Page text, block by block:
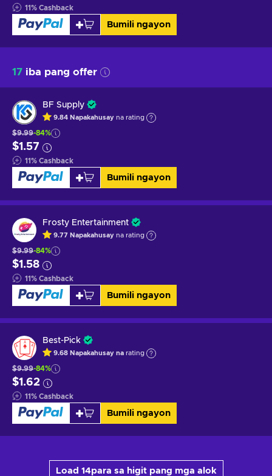
11% Cashback
Bumili ngayon
17 iba pang offer
BF Supply
9.84 Napakahusay na rating
$9.99-84%
$1.57
11% Cashback
Bumili ngayon
Frosty Entertainment
9.77 Napakahusay na rating
$9.99-84%
$1.58
11% Cashback
Bumili ngayon
Best-Pick
9.68 Napakahusay na rating
$9.99-84%
$1.62
11% Cashback
Bumili ngayon
Load 14para sa higit pang mga alok